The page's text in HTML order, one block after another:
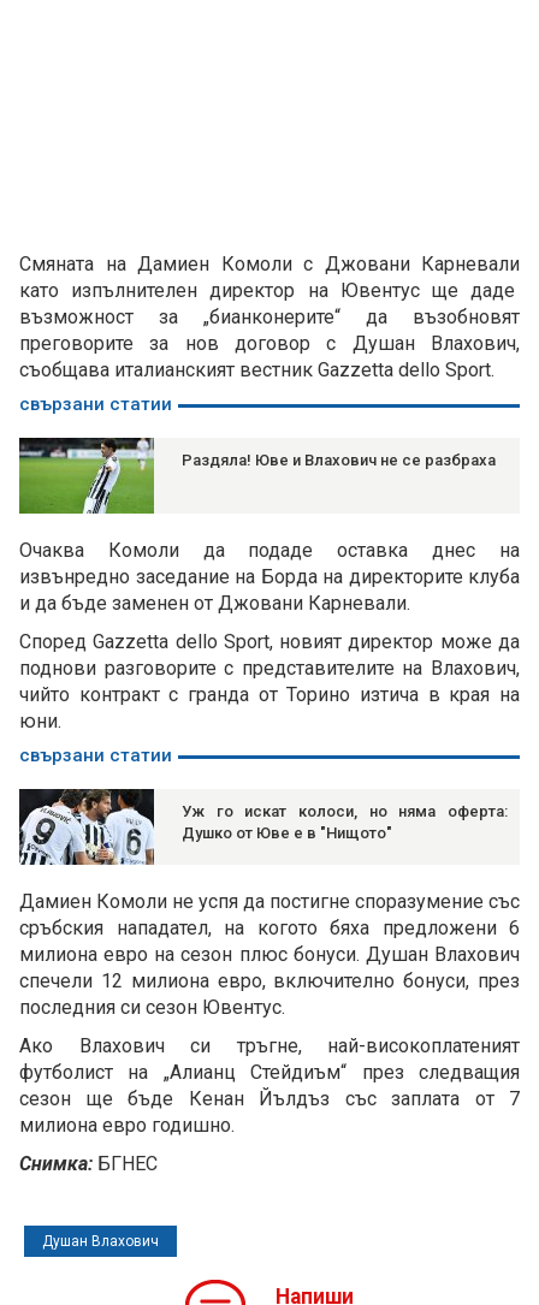
Смяната на Дамиен Комоли с Джовани Карневали
като изпълнителен директор на Ювентус ще даде
възможност за „бианконерите“ да възобновят
преговорите за нов договор с Душан Влахович,
съобщава италианският вестник Gazzetta dello Sport.
свързани статии
Раздяла! Юве и Влахович не се разбраха
Очаква Комоли да подаде оставка днес на
извънредно заседание на Борда на директорите клуба
и да бъде заменен от Джовани Карневали.
Според Gazzetta dello Sport, новият директор може да
поднови разговорите с представителите на Влахович,
чийто контракт с гранда от Торино изтича в края на
юни.
свързани статии
Уж го искат колоси, но няма оферта:
Душко от Юве е в "Нищото"
Дамиен Комоли не успя да постигне споразумение със
сръбския нападател, на когото бяха предложени 6
милиона евро на сезон плюс бонуси. Душан Влахович
спечели 12 милиона евро, включително бонуси, през
последния си сезон Ювентус.
Ако Влахович си тръгне, най-високоплатеният
футболист на „Алианц Стейдиъм“ през следващия
сезон ще бъде Кенан Йълдъз със заплата от 7
милиона евро годишно.
Снимка: БГНЕС
Душан Влахович
Напиши